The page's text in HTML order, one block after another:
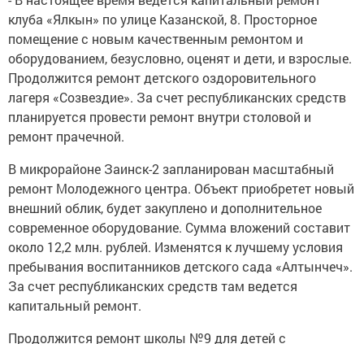
клуба «Ялкын» по улице Казанской, 8. Просторное
помещение с новым качественным ремонтом и
оборудованием, безусловно, оценят и дети, и взрослые.
Продолжится ремонт детского оздоровительного
лагеря «Созвездие». За счет республиканских средств
планируется провести ремонт внутри столовой и
ремонт прачечной.
В микрорайоне Заинск-2 запланирован масштабный
ремонт Молодежного центра. Объект приобретет новый
внешний облик, будет закуплено и дополнительное
современное оборудование. Сумма вложений составит
около 12,2 млн. рублей. Изменятся к лучшему условия
пребывания воспитанников детского сада «Алтынчеч».
За счет республиканских средств там ведется
капитальный ремонт.
Продолжится ремонт школы №9 для детей с